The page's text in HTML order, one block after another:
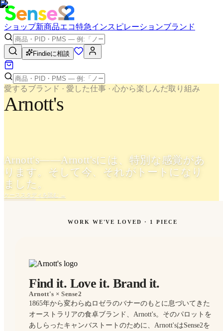
ショップ新商品エコ特急インスピレーションブランド
Findieに相談
愛するブランド · 愛した仕事 · 心から楽しんだ取り組み
Arnott's
Arnott's——Arnott'sには、特別な感覚があ
ります。そして今、それがトートになり
ました。
ケーススタディを読む →
WORK WE'VE LOVED · 1 PIECE
Find it. Love it. Brand it.
Arnott's × Sense2
1865年から変わらぬロゼラのバナーのもとに息づいてきた
オーストラリアの食卓ブランド、Arnott's。そのパロットを
あしらったキャンバストートのために、Arnott'sはSense2を